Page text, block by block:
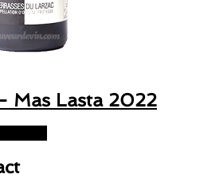
Mas Lasta 2022